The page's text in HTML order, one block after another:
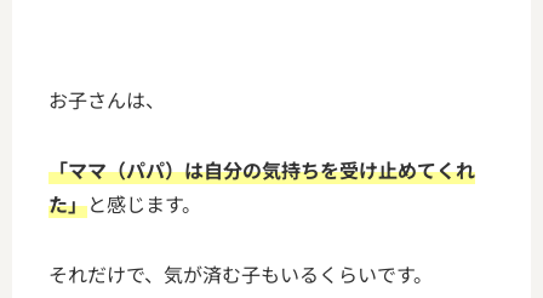
お子さんは、
「ママ（パパ）は自分の気持ちを受け止めてくれ
た」と感じます。
それだけで、気が済む子もいるくらいです。